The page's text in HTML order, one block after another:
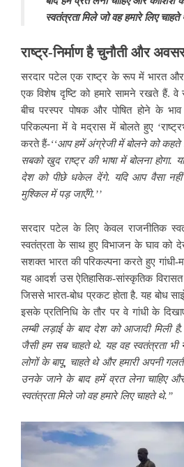
स्वतंत्रता मिले जो वह हमारे लिए चाहते
राष्ट्र-निर्माण है चुनौती और
सरदार पटेल एक राष्ट्र के रूप में भारत
एक विशेष दृष्टि को हमारे सामने रखते हैं.
बीच परस्पर पोषक और पोषित होने के
परिकल्पना में वे मद्रास में बोलते हुए
करते हैं-‘‘आप हमें अंग्रेजी में बोलने को कहते
सबको खुद राष्ट्र की भाषा में बोलना
देश को पीछे धकेल देंगे. यदि आप वैसा
मुश्किल में पड़ जाएँगे.’’
सरदार पटेल के लिए केवल राजनीतिक
स्वतंत्रता के साथ हुए विभाजन के घाव को
सशक्त भारत की परिकल्पना करते हुए गांधी-
यह आदर्श उस ऐतिहासिक-सांस्कृतिक
जिससे भारत-बोध प्रकट होता है. यह बोध
इसके प्रतिनिधि के तौर पर वे गांधी के
लम्बी लड़ाई के बाद देश को आजादी मिली
जैसी हम सब चाहते थे. यह वह स्वतंत्रता भी
लोगों के बापू, चाहते थे और हमारी अपनी
उनके जाने के बाद हमें व्रत लेना चाहिए
स्वतंत्रता मिले जो वह हमारे लिए चाहते थे.”